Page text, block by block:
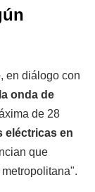
, en diálogo con
onda de
de 28
eléctricas en
que